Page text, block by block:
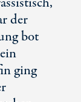
der
bot
ging